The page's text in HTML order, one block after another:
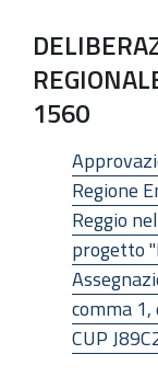
1560
Regione
Reggio
progetto
comma 1,
CUP